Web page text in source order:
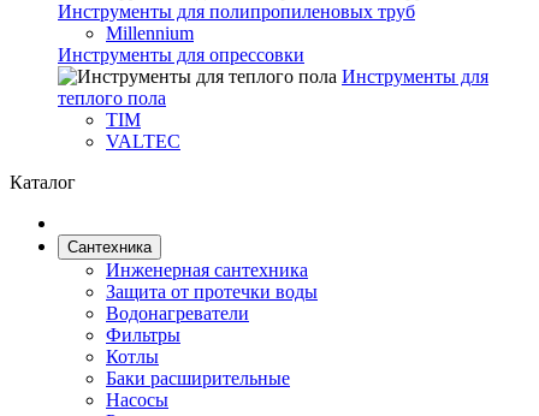
Инструменты для полипропиленовых труб
Millennium
Инструменты для опрессовки
Инструменты для
теплого пола
TIM
VALTEC
Каталог
Сантехника
Инженерная сантехника
Защита от протечки воды
Водонагреватели
Фильтры
Котлы
Баки расширительные
Насосы